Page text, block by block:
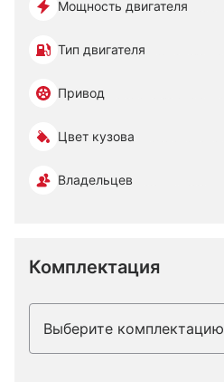
Мощность двигателя
Тип двигателя
Привод
Цвет кузова
Владельцев
Комплектация
Выберите комплектацию